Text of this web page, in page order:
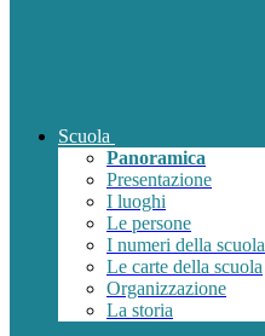
Scuola
Panoramica
Presentazione
I luoghi
Le persone
I numeri della scuola
Le carte della scuola
Organizzazione
La storia